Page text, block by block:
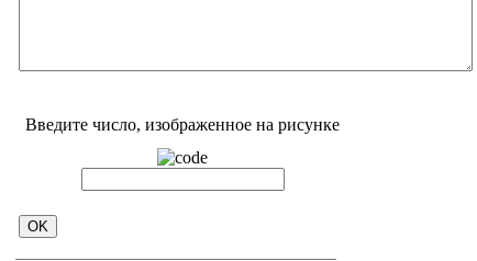
Введите число, изображенное на рисунке